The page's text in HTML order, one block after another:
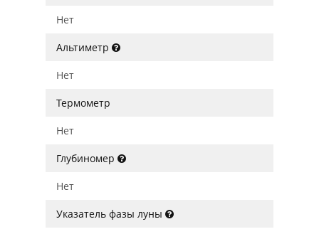
Нет
Альтиметр
Нет
Термометр
Нет
Глубиномер
Нет
Указатель фазы луны